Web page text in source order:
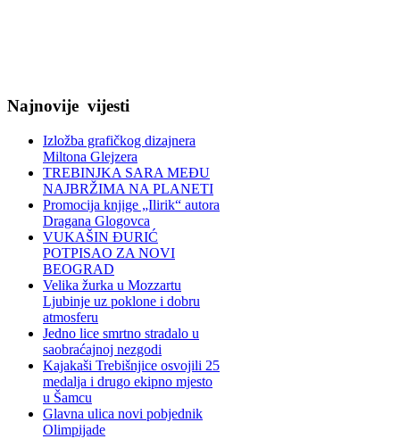
Najnovije vijesti
Izložba grafičkog dizajnera
Miltona Glejzera
TREBINЈKA SARA MEĐU
NAJBRŽIMA NA PLANETI
Promocija knjige „Ilirik“ autora
Dragana Glogovca
VUKAŠIN ĐURIĆ
POTPISAO ZA NOVI
BEOGRAD
Velika žurka u Mozzartu
Ljubinje uz poklone i dobru
atmosferu
Jedno lice smrtno stradalo u
saobraćajnoj nezgodi
Kajakaši Trebišnjice osvojili 25
medalja i drugo ekipno mjesto
u Šamcu
Glavna ulica novi pobjednik
Olimpijade